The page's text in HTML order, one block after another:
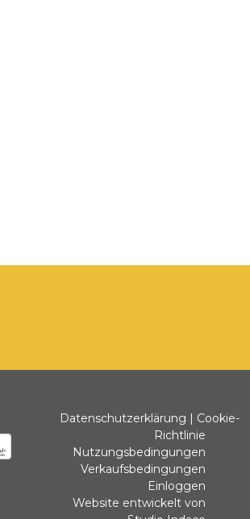
Datenschutzerklärung
Cookie-
Richtlinie
Nutzungsbedingungen
Verkaufsbedingungen
Einloggen
Website entwickelt von